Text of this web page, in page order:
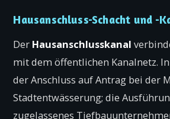
Hausanschluss-Schacht und -
Der Hausanschlusskanal
mit dem öffentlichen Kanalnetz.
der Anschluss auf Antrag bei der
Stadtentwässerung; die
zugelassenes